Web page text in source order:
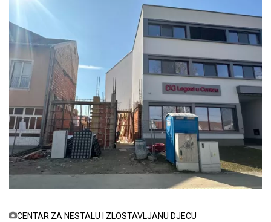
CENTAR ZA NESTALU I ZLOSTAVLJANU DJECU